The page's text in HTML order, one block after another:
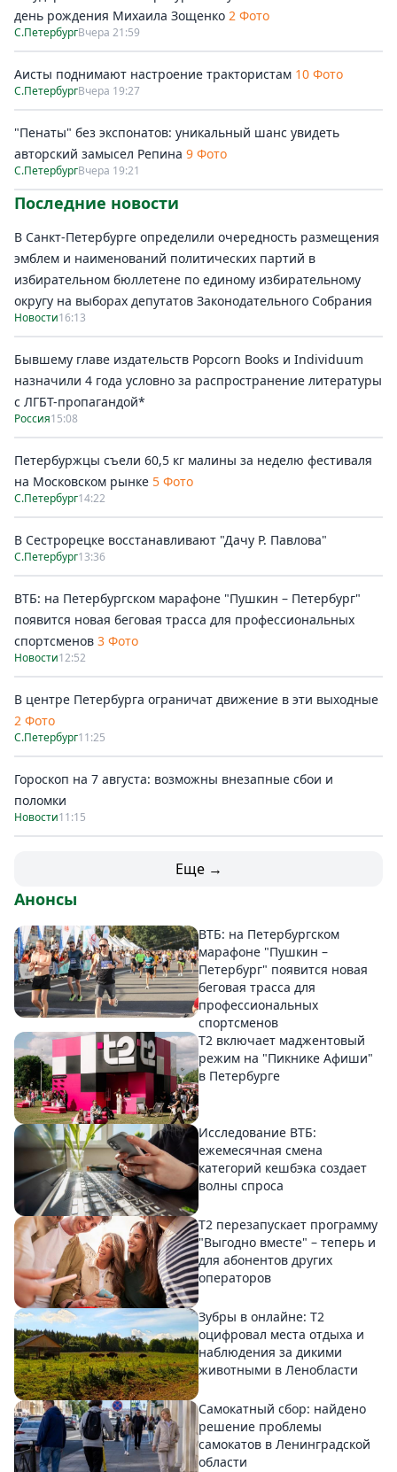
день рождения Михаила Зощенко 2 Фото
С.ПетербургВчера 21:59
Аисты поднимают настроение трактористам 10 Фото
С.ПетербургВчера 19:27
"Пенаты" без экспонатов: уникальный шанс увидеть
авторский замысел Репина 9 Фото
С.ПетербургВчера 19:21
Последние новости
В Санкт-Петербурге определили очередность размещения
эмблем и наименований политических партий в
избирательном бюллетене по единому избирательному
округу на выборах депутатов Законодательного Собрания
Новости16:13
Бывшему главе издательств Popcorn Books и Individuum
назначили 4 года условно за распространение литературы
с ЛГБТ-пропагандой*
Россия15:08
Петербуржцы съели 60,5 кг малины за неделю фестиваля
на Московском рынке 5 Фото
С.Петербург14:22
В Сестрорецке восстанавливают "Дачу Р. Павлова"
С.Петербург13:36
ВТБ: на Петербургском марафоне "Пушкин – Петербург"
появится новая беговая трасса для профессиональных
спортсменов 3 Фото
Новости12:52
В центре Петербурга ограничат движение в эти выходные
2 Фото
С.Петербург11:25
Гороскоп на 7 августа: возможны внезапные сбои и
поломки
Новости11:15
Еще →
Анонсы
ВТБ: на Петербургском
марафоне "Пушкин –
Петербург" появится новая
беговая трасса для
профессиональных
спортсменов
Т2 включает маджентовый
режим на "Пикнике Афиши"
в Петербурге
Исследование ВТБ:
ежемесячная смена
категорий кешбэка создает
волны спроса
Т2 перезапускает программу
"Выгодно вместе" – теперь и
для абонентов других
операторов
Зубры в онлайне: Т2
оцифровал места отдыха и
наблюдения за дикими
животными в Ленобласти
Самокатный сбор: найдено
решение проблемы
самокатов в Ленинградской
области